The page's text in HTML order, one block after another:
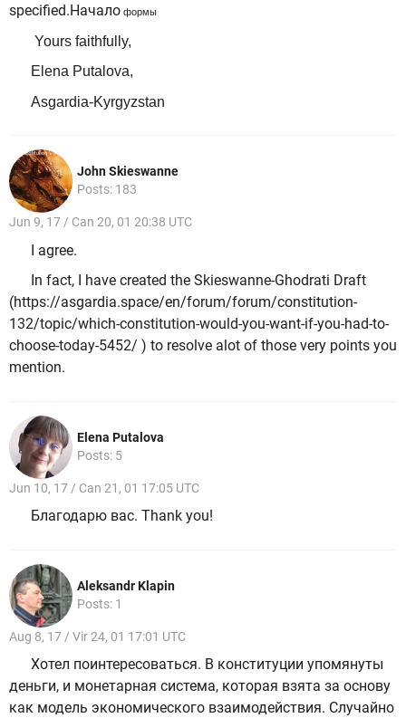
specified.Начало формы
Yours faithfully,
Elena Putalova,
Asgardia-Kyrgyzstan
John Skieswanne
Posts: 183
Jun 9, 17 / Can 20, 01 20:38 UTC
I agree.
In fact, I have created the Skieswanne-Ghodrati Draft
(https://asgardia.space/en/forum/forum/constitution-
132/topic/which-constitution-would-you-want-if-you-had-to-
choose-today-5452/ ) to resolve alot of those very points you
mention.
Elena Putalova
Posts: 5
Jun 10, 17 / Can 21, 01 17:05 UTC
Благодарю вас. Thank you!
Aleksandr Klapin
Posts: 1
Aug 8, 17 / Vir 24, 01 17:01 UTC
Хотел поинтересоваться. В конституции упомянуты
деньги, и монетарная система, которая взята за основу
как модель экономического взаимодействия. Случайно